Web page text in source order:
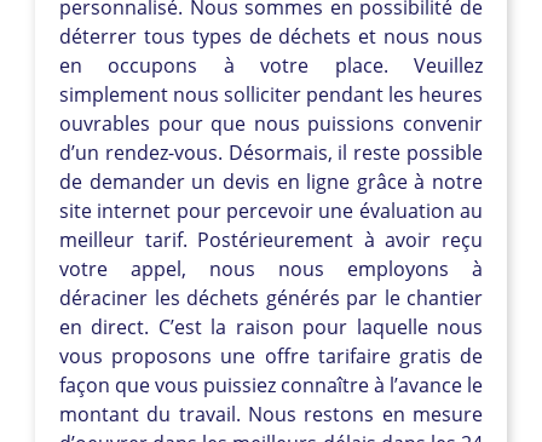
personnalisé. Nous sommes en possibilité de
déterrer tous types de déchets et nous nous
en occupons à votre place. Veuillez
simplement nous solliciter pendant les heures
ouvrables pour que nous puissions convenir
d’un rendez-vous. Désormais, il reste possible
de demander un devis en ligne grâce à notre
site internet pour percevoir une évaluation au
meilleur tarif. Postérieurement à avoir reçu
votre appel, nous nous employons à
déraciner les déchets générés par le chantier
en direct. C’est la raison pour laquelle nous
vous proposons une offre tarifaire gratis de
façon que vous puissiez connaître à l’avance le
montant du travail. Nous restons en mesure